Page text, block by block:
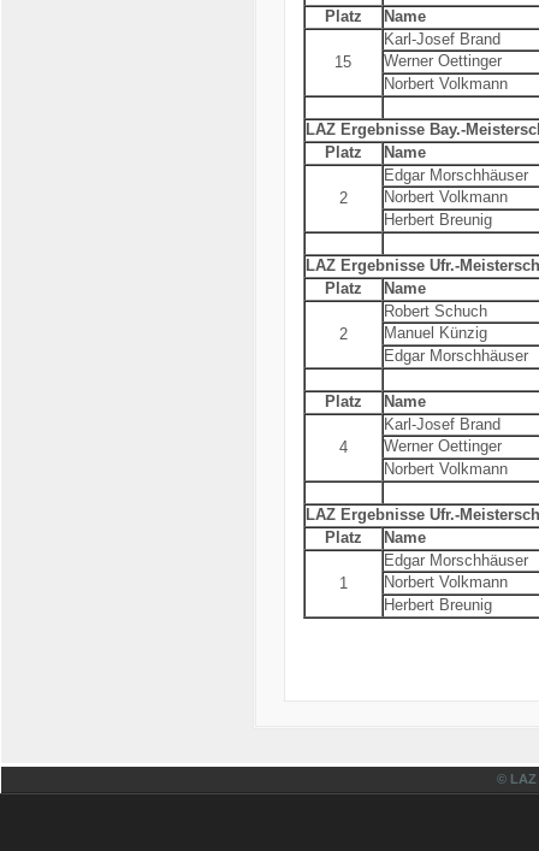
Platz Name
15
Karl-Josef Brand
Werner Oettinger
Norbert Volkmann
LAZ Ergebnisse Bay.-
Platz
Name
2
Edgar Morschhäuser
Norbert Volkmann
Herbert Breunig
LAZ Ergebnisse Ufr.-
Platz
Name
2
Robert Schuch
Manuel Künzig
Edgar Morschhäuser
Platz Name
4
Karl-Josef Brand
Werner Oettinger
Norbert Volkmann
LAZ Ergebnisse Ufr.-
Platz
Name
1
Edgar Morschhäuser
Norbert Volkmann
Herbert Breunig
© LAZ